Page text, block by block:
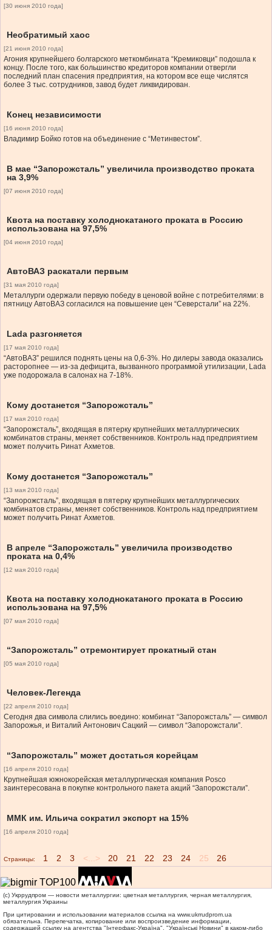
[30 июня 2010 года]
Необратимый хаос
[21 июня 2010 года]
Агония крупнейшего болгарского меткомбината “Кремиковци” подошла к
концу. После того, как большинство кредиторов компании отвергли
последний план спасения предприятия, на котором все еще числятся
более 3 тыс. сотрудников, завод будет ликвидирован.
Конец независимости
[16 июня 2010 года]
Владимир Бойко готов на объединение с “Метинвестом”.
В мае “Запорожсталь” увеличила производство проката
на 3,9%
[07 июня 2010 года]
Квота на поставку холоднокатаного проката в Россию
использована на 97,5%
[04 июня 2010 года]
АвтоВАЗ раскатали первым
[31 мая 2010 года]
Металлурги одержали первую победу в ценовой войне с потребителями: в
пятницу АвтоВАЗ согласился на повышение цен “Северстали” на 22%.
Lada разгоняется
[17 мая 2010 года]
“АвтоВАЗ” решился поднять цены на 0,6-3%. Но дилеры завода оказались
расторопнее — из-за дефицита, вызванного программой утилизации, Lada
уже подорожала в салонах на 7-18%.
Кому достанется “Запорожсталь”
[17 мая 2010 года]
“Запорожсталь”, входящая в пятерку крупнейших металлургических
комбинатов страны, меняет собственников. Контроль над предприятием
может получить Ринат Ахметов.
Кому достанется “Запорожсталь”
[13 мая 2010 года]
“Запорожсталь”, входящая в пятерку крупнейших металлургических
комбинатов страны, меняет собственников. Контроль над предприятием
может получить Ринат Ахметов.
В апреле “Запорожсталь” увеличила производство
проката на 0,4%
[12 мая 2010 года]
Квота на поставку холоднокатаного проката в Россию
использована на 97,5%
[07 мая 2010 года]
“Запорожсталь” отремонтирует прокатный стан
[05 мая 2010 года]
Человек-Легенда
[22 апреля 2010 года]
Сегодня два символа слились воедино: комбинат “Запорожсталь” — символ
Запорожья, и Виталий Антонович Сацкий — символ “Запорожстали”.
“Запорожсталь” может достаться корейцам
[16 апреля 2010 года]
Крупнейшая южнокорейская металлургическая компания Posco
заинтересована в покупке контрольного пакета акций “Запорожстали”.
ММК им. Ильича сократил экспорт на 15%
[16 апреля 2010 года]
Страницы: 1 2 3 <...> 20 21 22 23 24 25 26
(c) Укррудпром — новости металлургии: цветная металлургия, черная металлургия,
металлургия Украины
При цитировании и использовании материалов ссылка на www.ukrrudprom.ua
обязательна. Перепечатка, копирование или воспроизведение информации,
содержащей ссылку на агентства "Iнтерфакс-Україна", "Українськi Новини" в каком-либо